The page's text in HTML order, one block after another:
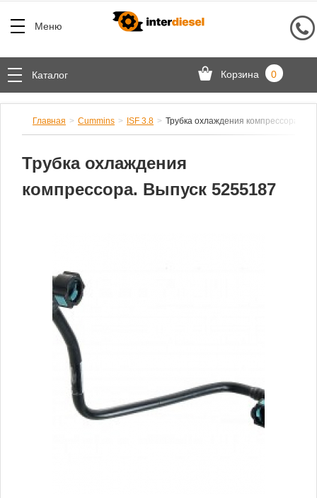
Меню
Каталог Корзина 0
Главная Cummins ISF 3.8 Трубка охлаждения компрессора.
Трубка охлаждения
компрессора. Выпуск 5255187